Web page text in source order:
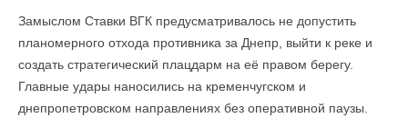
Замыслом Ставки ВГК предусматривалось не допустить
планомерного отхода противника за Днепр, выйти к реке и
создать стратегический плацдарм на её правом берегу.
Главные удары наносились на кременчугском и
днепропетровском направлениях без оперативной паузы.